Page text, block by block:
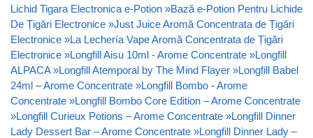
Lichid Tigara Electronica e-Potion »Bază e-Potion Pentru Lichide
De Țigări Electronice »Just Juice Aromă Concentrata de Țigări
Electronice »La Lechería Vape Aromă Concentrata de Țigări
Electronice »Longfill Aisu 10ml - Arome Concentrate »Longfill
ALPACA »Longfill Atemporal by The Mind Flayer »Longfill Babel
24ml – Arome Concentrate »Longfill Bombo - Arome
Concentrate »Longfill Bombo Core Edition – Arome Concentrate
»Longfill Curieux Potions – Arome Concentrate »Longfill Dinner
Lady Dessert Bar – Arome Concentrate »Longfill Dinner Lady –